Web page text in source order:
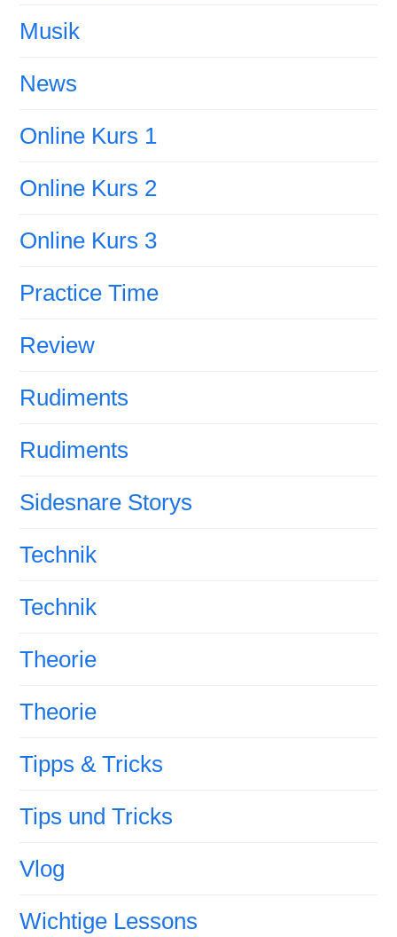
Musik
News
Online Kurs 1
Online Kurs 2
Online Kurs 3
Practice Time
Review
Rudiments
Rudiments
Sidesnare Storys
Technik
Technik
Theorie
Theorie
Tipps & Tricks
Tips und Tricks
Vlog
Wichtige Lessons